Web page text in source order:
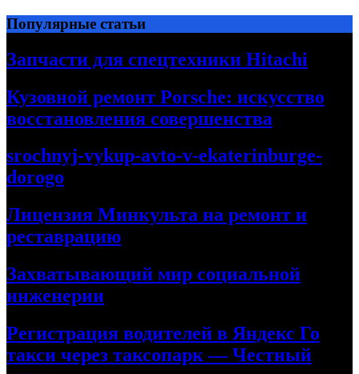
Перейти
к
содержимому
Популярные статьи
Запчасти для спецтехники Hitachi
Кузовной ремонт Porsche: искусство
восстановления совершенства
srochnyj-vykup-avto-v-ekaterinburge-
dorogo
Лицензия Минкульта на ремонт и
реставрацию
Захватывающий мир социальной
инженерии
Регистрация водителей в Яндекс Го
такси через таксопарк — Честный